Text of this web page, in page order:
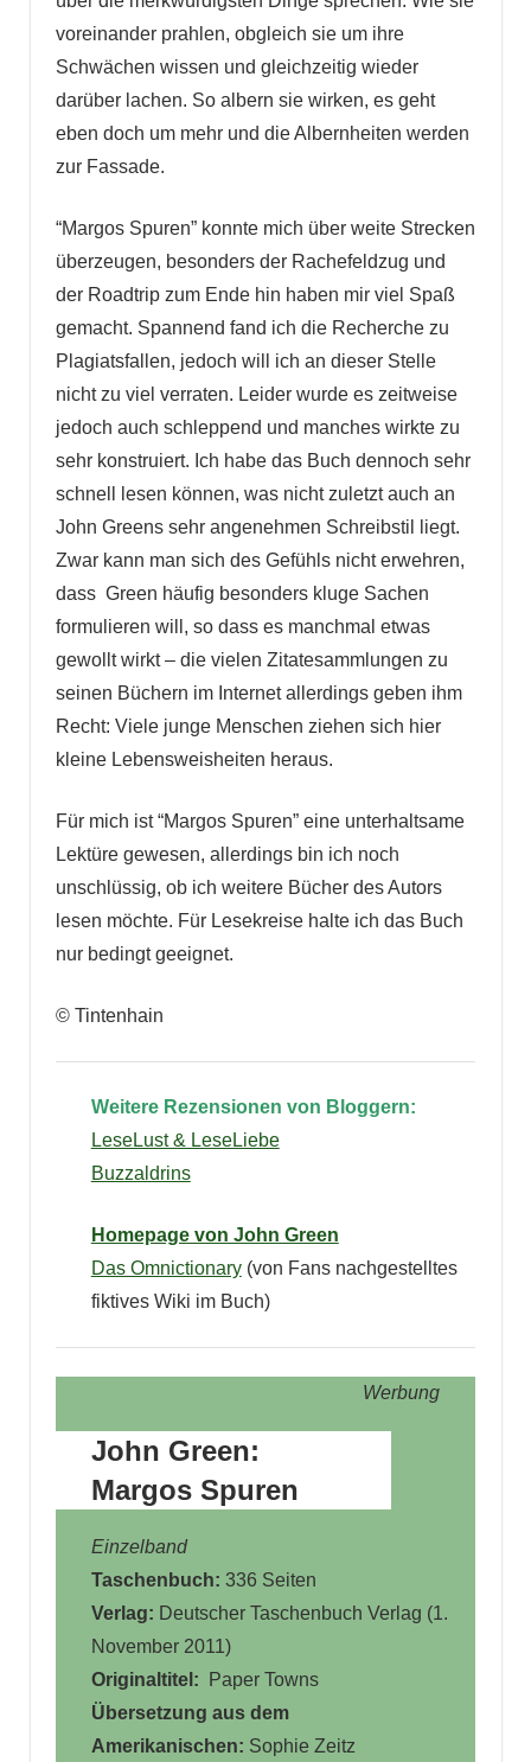
voreinander prahlen, obgleich sie um ihre
Schwächen wissen und gleichzeitig wieder
darüber lachen. So albern sie wirken, es geht
eben doch um mehr und die Albernheiten werden
zur Fassade.
“Margos Spuren” konnte mich über weite Strecken
überzeugen, besonders der Rachefeldzug und
der Roadtrip zum Ende hin haben mir viel Spaß
gemacht. Spannend fand ich die Recherche zu
Plagiatsfallen, jedoch will ich an dieser Stelle
nicht zu viel verraten. Leider wurde es zeitweise
jedoch auch schleppend und manches wirkte zu
sehr konstruiert. Ich habe das Buch dennoch sehr
schnell lesen können, was nicht zuletzt auch an
John Greens sehr angenehmen Schreibstil liegt.
Zwar kann man sich des Gefühls nicht erwehren,
dass Green häufig besonders kluge Sachen
formulieren will, so dass es manchmal etwas
gewollt wirkt – die vielen Zitatesammlungen zu
seinen Büchern im Internet allerdings geben ihm
Recht: Viele junge Menschen ziehen sich hier
kleine Lebensweisheiten heraus.
Für mich ist “Margos Spuren” eine unterhaltsame
Lektüre gewesen, allerdings bin ich noch
unschlüssig, ob ich weitere Bücher des Autors
lesen möchte. Für Lesekreise halte ich das Buch
nur bedingt geeignet.
© Tintenhain
Weitere Rezensionen von Bloggern:
LeseLust & LeseLiebe
Buzzaldrins
Homepage von John Green
Das Omnictionary(von Fans nachgestelltes
fiktives Wiki im Buch)
Werbung
John Green:
Margos Spuren
Einzelband
Taschenbuch: 336 Seiten
Verlag: Deutscher Taschenbuch Verlag (1.
November 2011)
Originaltitel: Paper Towns
Übersetzung aus dem
Amerikanischen: Sophie Zeitz